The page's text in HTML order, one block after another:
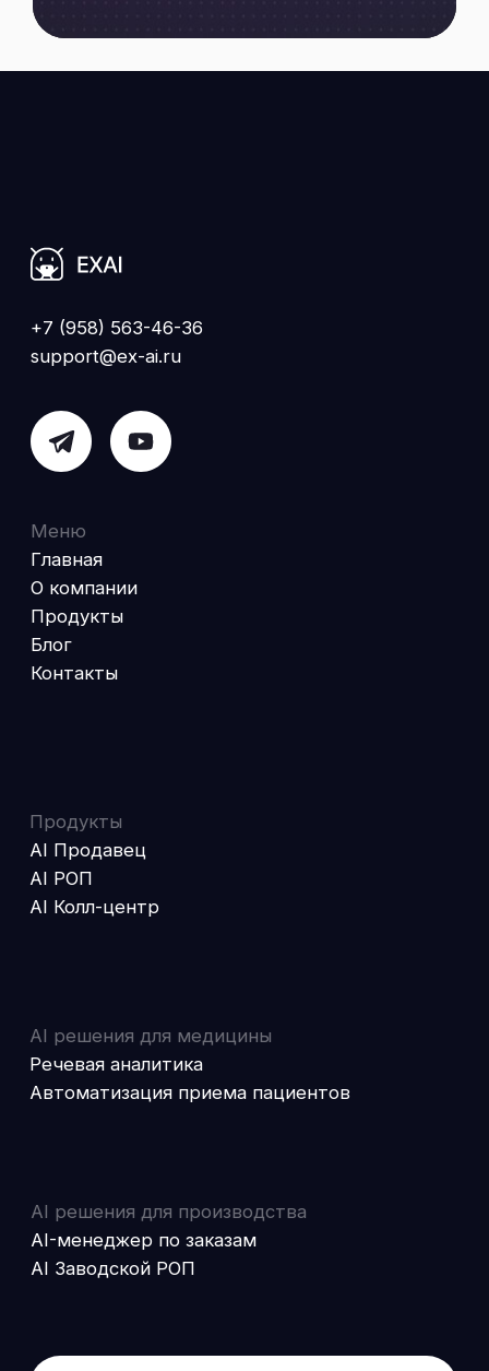
Получите подборку решений
данных «Яндекс.Метрикой»
Меню
EXAI 2025
Продукты
AI РОП
AI Колл-центр
AI решения для медицины
Речевая аналитика
Автоматизация приема пациентов
AI решения для производства
AI-менеджер по заказам
AI Заводской РОП